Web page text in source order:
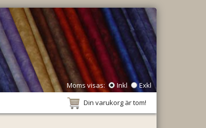
Moms visas: Inkl
Exkl
Din varukorg är tom!